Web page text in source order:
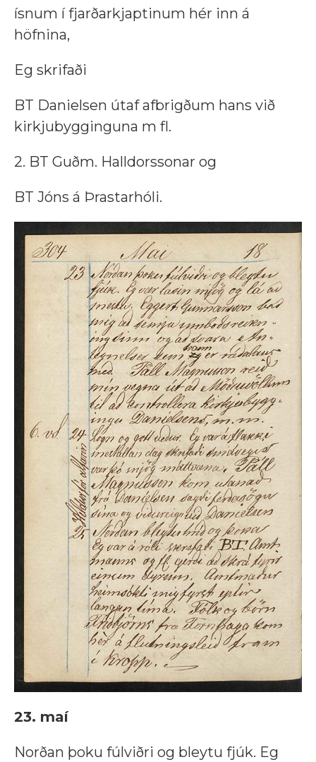
ísnum í fjarðarkjaptinum hér inn á
höfnina,
Eg skrifaði
BT Danielsen útaf afbrigðum hans við
kirkjubygginguna m fl.
2. BT Guðm. Halldorssonar og
BT Jóns á Þrastarhóli.
23. maí
Norðan þoku fúlviðri og bleytu fjúk. Eg